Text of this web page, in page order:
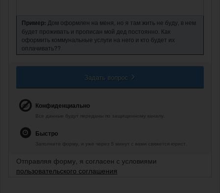
Пример: Дом оформлен на меня, но я там жить не буду, в нем
будет проживать и прописан мой дед постоянно. Как
оформить коммунальные услуги на него и кто будет их
оплачивать??
Задать вопрос
Конфиденциально
Все данные будут переданы по защищенному каналу.
Быстро
Заполните форму, и уже через 5 минут с вами свяжется юрист.
Отправляя форму, я согласен с условиями
пользовательского соглашения